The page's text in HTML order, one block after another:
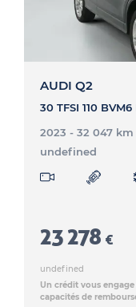
AUDI Q2
2023 - 32 047 km
undefined
23 278 €
undefined
Un crédit vous
capacités de